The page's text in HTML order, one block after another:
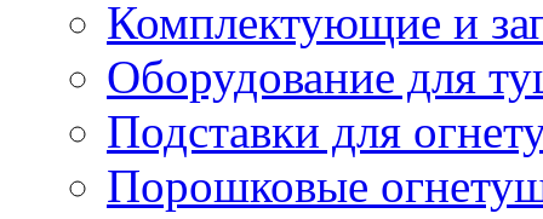
Комплектующие и
Оборудование для
Подставки для
Порошковые